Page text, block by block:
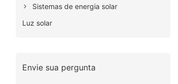
Sistemas de energia solar
Luz solar
Envie sua pergunta